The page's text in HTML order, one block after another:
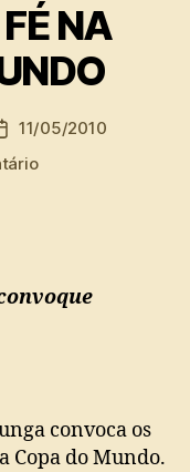
NA
de
11/05/2010
em
DO
convoca os
Copa do Mundo.